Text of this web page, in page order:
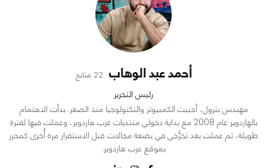
أحمد عبد الوهاب 22 متابع
رئيس التحرير
مهندس بترول، أحببت الكمبيوتر والتكنولوجيا منذ الصغر. بدأت الاهتمام
بالهاردوير عام 2008 مع بداية دخولي منتديات عرب هاردوير، وعملت فيها لفترة
طويلة، ثم عملت بعد تخرُّجي في بضعة مجالات قبل الاستقرار مرة أُخرى كمحرر
بموقع عرب هاردوير.